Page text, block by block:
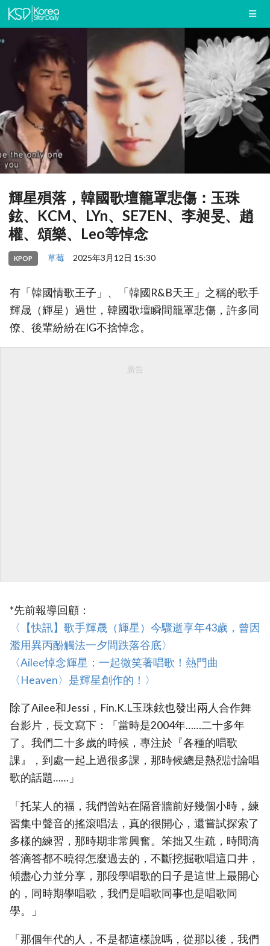
輝星殞落，韓國歌壇籠罩悲傷：玉珠
鉉、KCM、LYn、SE7EN、李昶旻、趙
權、頌樂、Leo等悼念
KPOP 草莓 2025年3月12日 15:30
有「韓國情歌王子」、「韓國R&B天王」之稱的歌手
輝晟（輝星）過世，韓國歌壇瞬間籠罩悲傷，許多同
僚、後輩紛紛在IG不捨悼念。
廣告
*先前報導回顧：
‎〈【快訊】歌手輝晟（輝星）今驟逝享年43歲，曾因
濫用異丙酚觸法一夕間跌落谷底〉
‎〈Ailee悼念輝星：一起微笑著唱歌！熱門曲
〈Heaven〉是輝星創作的！〉
除了Ailee和Jessi，Fin.K.L玉珠鉉也發出兩人合作舞
台影片，長文寫下：「當時是2004年……二十多年
了。我們二十多歲的時候，專注於『各種的唱歌
課』，到處一起上過很多課，那時候總是熱烈討論唱
歌的話題……」
「托某人的福，我們曾站在隔音牆前好幾個小時，練
習集中聲音的搖滾唱法，真的很開心，還嘗試探索了
多樣的練習，那時期非常興奮。笨拙又生疏，時間滴
答滴答都不曉得怎麼過去的，不斷挖掘歌唱這口井，
傾盡心力並分享，那段學唱歌的日子是這世上最開心
的，同時期學唱歌，我們是唱歌同事也是唱歌同
學。」
「那個年代的人，不是都這樣說嗎，從那以後，我們